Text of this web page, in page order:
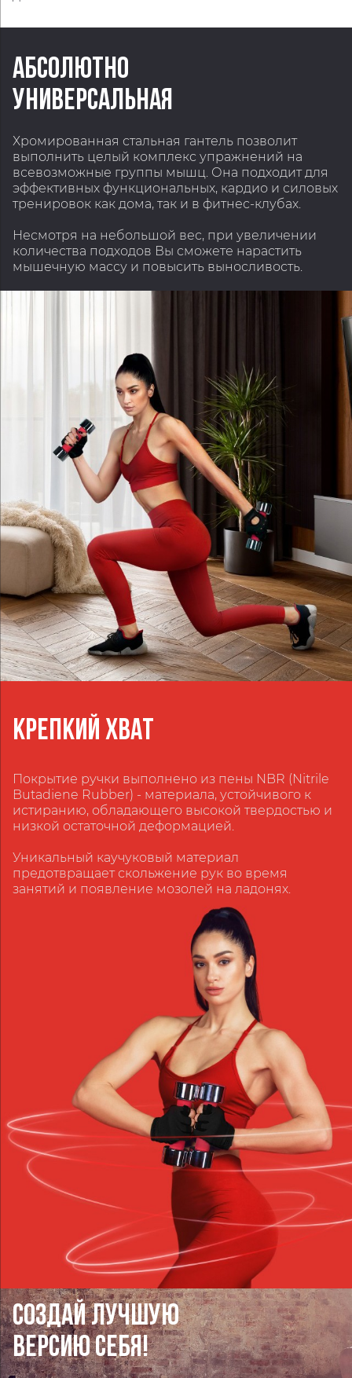
АБСОЛЮТНО
УНИВЕРСАЛЬНАЯ
Хромированная стальная гантель позволит
выполнить целый комплекс упражнений на
всевозможные группы мышц. Она подходит для
эффективных функциональных, кардио и силовых
тренировок как дома, так и в фитнес-клубах.
Несмотря на небольшой вес, при увеличении
количества подходов Вы сможете нарастить
мышечную массу и повысить выносливость.
КРЕПКИЙ ХВАТ
Покрытие ручки выполнено из пены NBR (Nitrile
Butadiene Rubber) - материала, устойчивого к
истиранию, обладающего высокой твердостью и
низкой остаточной деформацией.
Уникальный каучуковый материал
предотвращает скольжение рук во время
занятий и появление мозолей на ладонях.
СОЗДАЙ ЛУЧШУЮ
ВЕРСИЮ СЕБЯ!